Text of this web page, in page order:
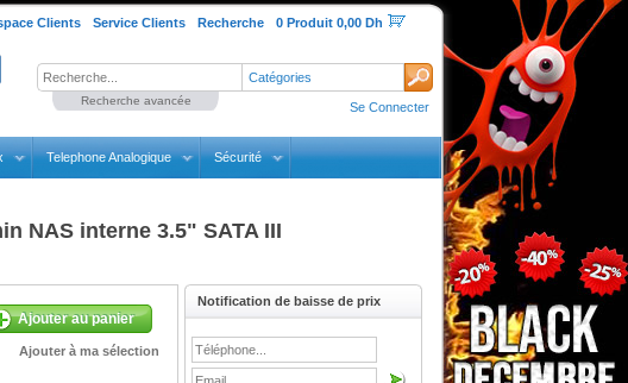
Clients Service Clients Recherche 0 Produit 0,00 Dh
Catégories
Recherche avancée Se Connecter
Telephone Analogique Sécurité
NAS interne 3.5" SATA III
Ajouter au panier
Ajouter à ma sélection
Notification de baisse de prix